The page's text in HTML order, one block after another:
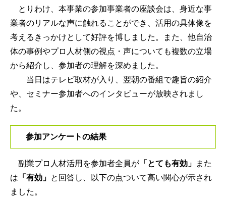
とりわけ、本事業の参加事業者の座談会は、身近な事
業者のリアルな声に触れることができ、活用の具体像を
考えるきっかけとして好評を博しました。また、他自治
体の事例やプロ人材側の視点・声についても複数の立場
から紹介し、参加者の理解を深めました。
当日はテレビ取材が入り、翌朝の番組で趣旨の紹介
や、セミナー参加者へのインタビューが放映されまし
た。
参加アンケートの結果
副業プロ人材活用を参加者全員が 「とても有効」
また
は 「有効」 と回答し、以下の点ついて高い関心が示され
ました。